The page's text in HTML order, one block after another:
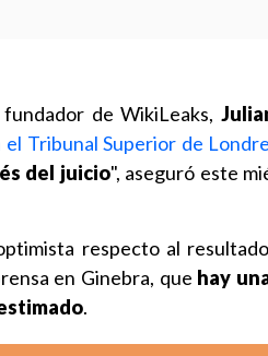
de WikiLeaks,
el Tribunal Superior de
del juicio", aseguró este
respecto al
en Ginebra, que hay
.